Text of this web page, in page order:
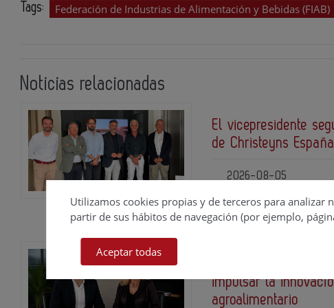
Tags: Federación de Industrias de Alimentación y Bebidas (FIAB)
Noticias relacionadas
El vicepresidente
de Christeyns
2026-08-05
impulsar la
agroalimentario
Utilizamos cookies propias y de terceros para analizar
partir de sus hábitos de navegación (por ejemplo,
Aceptar todas